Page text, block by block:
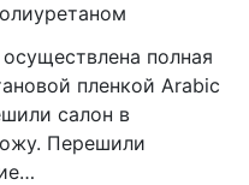
полная
пленкой Arabic
салон в
Перешили